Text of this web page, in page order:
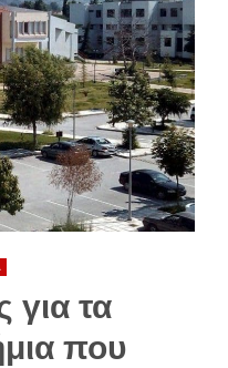
για τα
που